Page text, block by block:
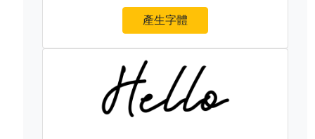
產生字體